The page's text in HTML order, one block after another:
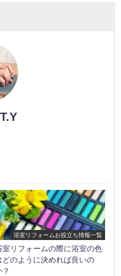
浴室リフォームお役立ち情報一覧
室リフォームの際に浴室の色
どのように決めれば良いの
？